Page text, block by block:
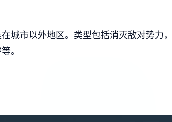
城市以外地区。类型包括消灭敌对势力
。